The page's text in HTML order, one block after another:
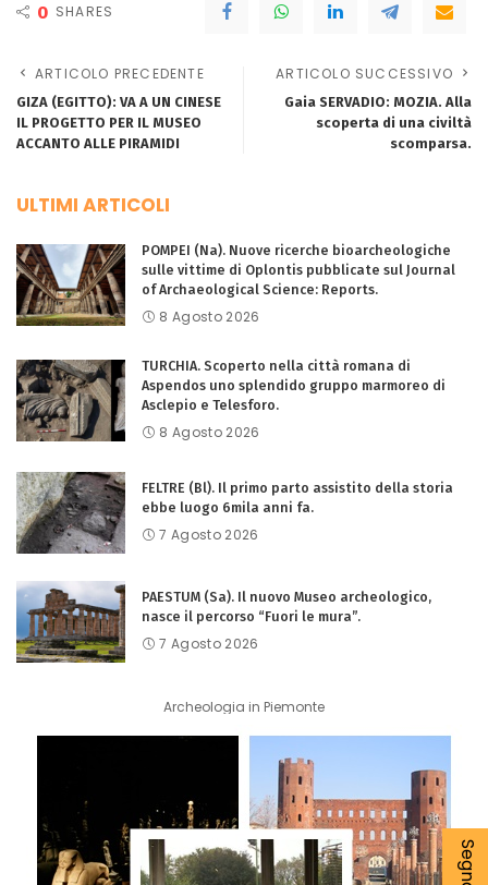
0 SHARES
ARTICOLO PRECEDENTE
GIZA (EGITTO): VA A UN CINESE
IL PROGETTO PER IL MUSEO
ACCANTO ALLE PIRAMIDI
ARTICOLO SUCCESSIVO
Gaia SERVADIO: MOZIA. Alla
scoperta di una civiltà
scomparsa.
ULTIMI ARTICOLI
POMPEI (Na). Nuove ricerche bioarcheologiche
sulle vittime di Oplontis pubblicate sul Journal
of Archaeological Science: Reports.
8 Agosto 2026
TURCHIA. Scoperto nella città romana di
Aspendos uno splendido gruppo marmoreo di
Asclepio e Telesforo.
8 Agosto 2026
FELTRE (Bl). Il primo parto assistito della storia
ebbe luogo 6mila anni fa.
7 Agosto 2026
PAESTUM (Sa). Il nuovo Museo archeologico,
nasce il percorso “Fuori le mura”.
7 Agosto 2026
Archeologia in Piemonte